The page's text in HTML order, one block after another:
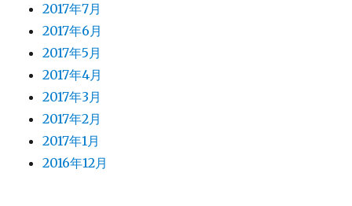
2017年7月
2017年6月
2017年5月
2017年4月
2017年3月
2017年2月
2017年1月
2016年12月